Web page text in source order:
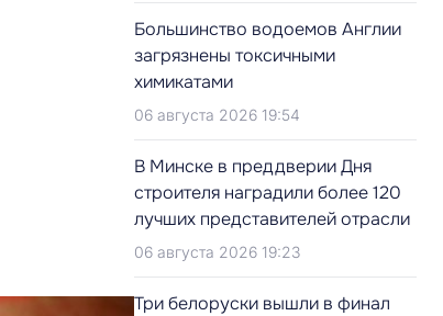
Большинство водоемов Англии
загрязнены токсичными
химикатами
06 августа 2026 19:54
В Минске в преддверии Дня
строителя наградили более 120
лучших представителей отрасли
06 августа 2026 19:23
Три белоруски вышли в финал